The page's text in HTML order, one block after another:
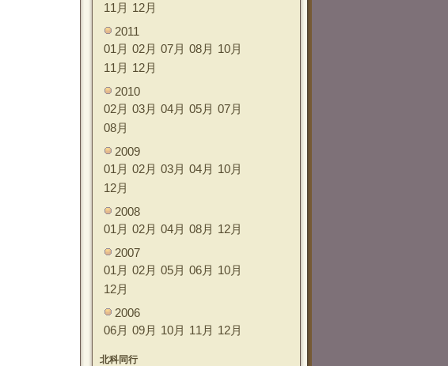
11月 12月
2011
01月 02月 07月 08月 10月
11月 12月
2010
02月 03月 04月 05月 07月
08月
2009
01月 02月 03月 04月 10月
12月
2008
01月 02月 04月 08月 12月
2007
01月 02月 05月 06月 10月
12月
2006
06月 09月 10月 11月 12月
北科同行